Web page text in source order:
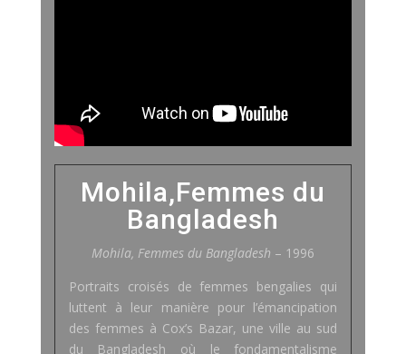
Mohila,Femmes du
Bangladesh
Mohila, Femmes du Bangladesh – 1996
Portraits croisés de femmes bengalies qui
luttent à leur manière pour l’émancipation
des femmes à Cox’s Bazar, une ville au sud
du Bangladesh où le fondamentalisme